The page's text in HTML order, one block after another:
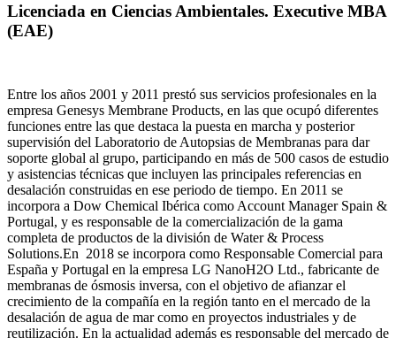
Licenciada en Ciencias Ambientales. Executive MBA
(EAE)
Entre los años 2001 y 2011 prestó sus servicios profesionales en la
empresa Genesys Membrane Products, en las que ocupó diferentes
funciones entre las que destaca la puesta en marcha y posterior
supervisión del Laboratorio de Autopsias de Membranas para dar
soporte global al grupo, participando en más de 500 casos de estudio
y asistencias técnicas que incluyen las principales referencias en
desalación construidas en ese periodo de tiempo. En 2011 se
incorpora a Dow Chemical Ibérica como Account Manager Spain &
Portugal, y es responsable de la comercialización de la gama
completa de productos de la división de Water & Process
Solutions.En 2018 se incorpora como Responsable Comercial para
España y Portugal en la empresa LG NanoH2O Ltd., fabricante de
membranas de ósmosis inversa, con el objetivo de afianzar el
crecimiento de la compañía en la región tanto en el mercado de la
desalación de agua de mar como en proyectos industriales y de
reutilización. En la actualidad además es responsable del mercado de